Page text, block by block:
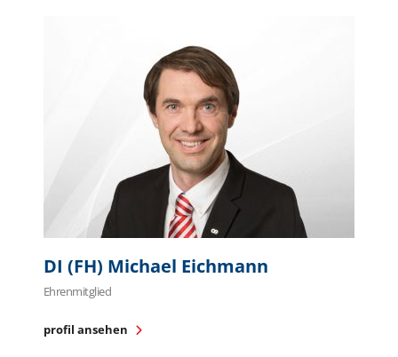
DI (FH) Michael Eichmann
Ehrenmitglied
profil ansehen